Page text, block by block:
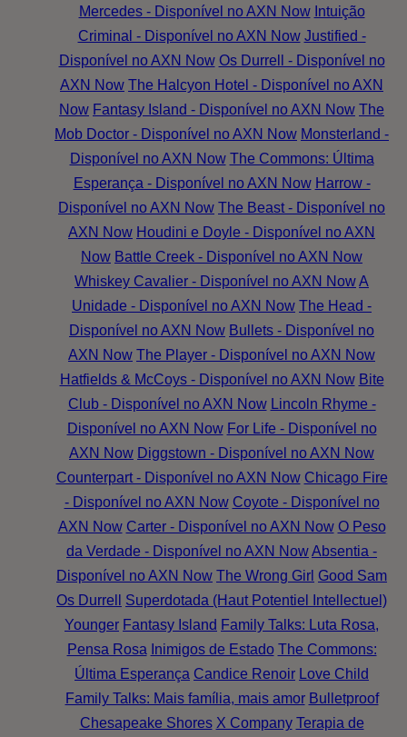
Mercedes - Disponível no AXN Now Intuição
Criminal - Disponível no AXN Now Justified -
Disponível no AXN Now Os Durrell - Disponível no
AXN Now The Halcyon Hotel - Disponível no AXN
Now Fantasy Island - Disponível no AXN Now The
Mob Doctor - Disponível no AXN Now Monsterland -
Disponível no AXN Now The Commons: Última
Esperança - Disponível no AXN Now Harrow -
Disponível no AXN Now The Beast - Disponível no
AXN Now Houdini e Doyle - Disponível no AXN
Now Battle Creek - Disponível no AXN Now
Whiskey Cavalier - Disponível no AXN NowA
Unidade - Disponível no AXN Now The Head -
Disponível no AXN Now Bullets - Disponível no
AXN Now The Player - Disponível no AXN Now
Hatfields & McCoys - Disponível no AXN Now Bite
Club - Disponível no AXN Now Lincoln Rhyme -
Disponível no AXN Now For Life - Disponível no
AXN Now Diggstown - Disponível no AXN Now
Counterpart - Disponível no AXN Now Chicago Fire
- Disponível no AXN Now Coyote - Disponível no
AXN Now Carter - Disponível no AXN Now O Peso
da Verdade - Disponível no AXN NowAbsentia -
Disponível no AXN Now The Wrong Girl Good Sam
Os Durrell
Superdotada (Haut Potentiel Intellectuel)
Younger Fantasy Island Family Talks: Luta Rosa,
Pensa Rosa Inimigos de Estado The Commons:
Última Esperança Candice Renoir Love Child
Family Talks: Mais família, mais amor Bulletproof
Chesapeake Shores X Company Terapia de